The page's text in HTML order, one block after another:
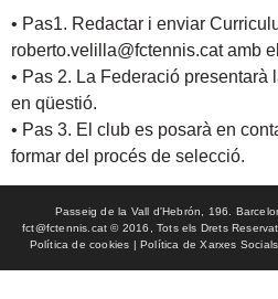
• Pas1. Redactar i enviar
roberto.velilla@fctennis.cat amb
• Pas 2. La Federació presentarà
en qüestió.
• Pas 3. El club es posarà en
formar del procés de selecció.
Passeig de la Vall d'Hebrón, 196.
fct@fctennis.cat © 2016, Tots els Drets
Política de cookies | Política de Xarxes